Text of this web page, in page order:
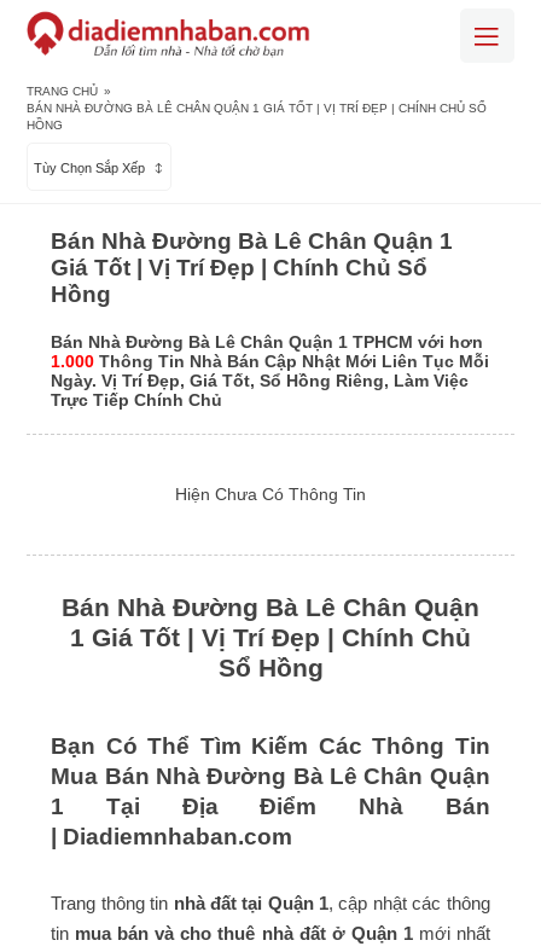
TRANG CHỦ »
BÁN NHÀ ĐƯỜNG BÀ LÊ CHÂN QUẬN 1 GIÁ TỐT | VỊ TRÍ ĐẸP | CHÍNH CHỦ SỔ
HỒNG
Tùy Chọn Sắp Xếp
Bán Nhà Đường Bà Lê Chân Quận 1
Giá Tốt | Vị Trí Đẹp | Chính Chủ Sổ
Hồng
Bán Nhà Đường Bà Lê Chân Quận 1 TPHCM với hơn
1.000 Thông Tin Nhà Bán Cập Nhật Mới Liên Tục Mỗi
Ngày. Vị Trí Đẹp, Giá Tốt, Sổ Hồng Riêng, Làm Việc
Trực Tiếp Chính Chủ
Hiện Chưa Có Thông Tin
Bán Nhà Đường Bà Lê Chân Quận
1 Giá Tốt | Vị Trí Đẹp | Chính Chủ
Sổ Hồng
Bạn Có Thể Tìm Kiếm Các Thông Tin
Mua Bán Nhà Đường Bà Lê Chân Quận
1 Tại Địa Điểm Nhà Bán
Diadiemnhaban.com
Trang thông tin nhà đất tại Quận 1, cập nhật các thông
tin mua bán và cho thuê nhà đất ở Quận 1mới nhất